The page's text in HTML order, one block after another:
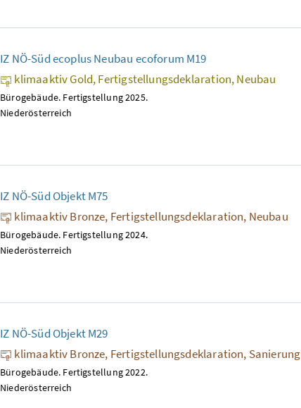
IZ NÖ-Süd ecoplus Neubau ecoforum M19
klimaaktiv Gold, Fertigstellungsdeklaration, Neubau
Bürogebäude. Fertigstellung 2025.
Niederösterreich
IZ NÖ-Süd Objekt M75
klimaaktiv Bronze, Fertigstellungsdeklaration, Neubau
Bürogebäude. Fertigstellung 2024.
Niederösterreich
IZ NÖ-Süd Objekt M29
klimaaktiv Bronze, Fertigstellungsdeklaration, Sanierung
Bürogebäude. Fertigstellung 2022.
Niederösterreich